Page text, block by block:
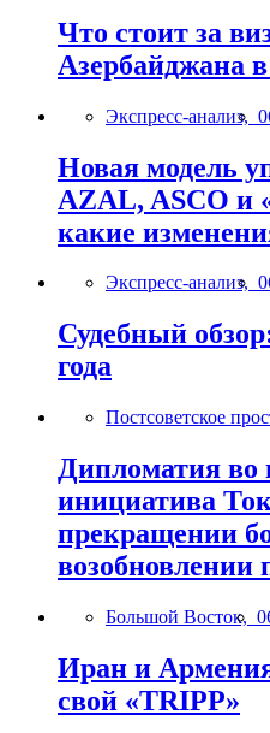
Что стоит за
Азербайджана
Экспресс-анализ,
Новая модель
AZAL, ASCO и
какие
Экспресс-анализ,
Судебный
года
Постсоветское
Дипломатия во
инициатива
прекращении
возобновлении
Большой Восток,
Иран и
свой «TRIPP»